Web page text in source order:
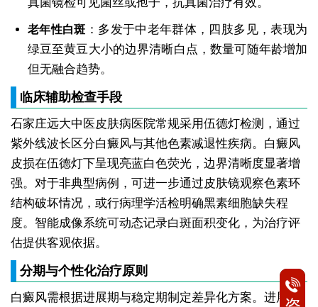
真菌镜检可见菌丝或孢子，抗真菌治疗有效。
老年性白斑 ：多发于中老年群体，四肢多见，表现为
绿豆至黄豆大小的边界清晰白点，数量可随年龄增加
但无融合趋势。
临床辅助检查手段
石家庄远大中医皮肤病医院常规采用伍德灯检测，通过
紫外线波长区分白癜风与其他色素减退性疾病。白癜风
皮损在伍德灯下呈现亮蓝白色荧光，边界清晰度显著增
强。对于非典型病例，可进一步通过皮肤镜观察色素环
结构破坏情况，或行病理学活检明确黑素细胞缺失程
度。智能成像系统可动态记录白斑面积变化，为治疗评
估提供客观依据。
分期与个性化治疗原则
白癜风需根据进展期与稳定期制定差异化方案。进展期